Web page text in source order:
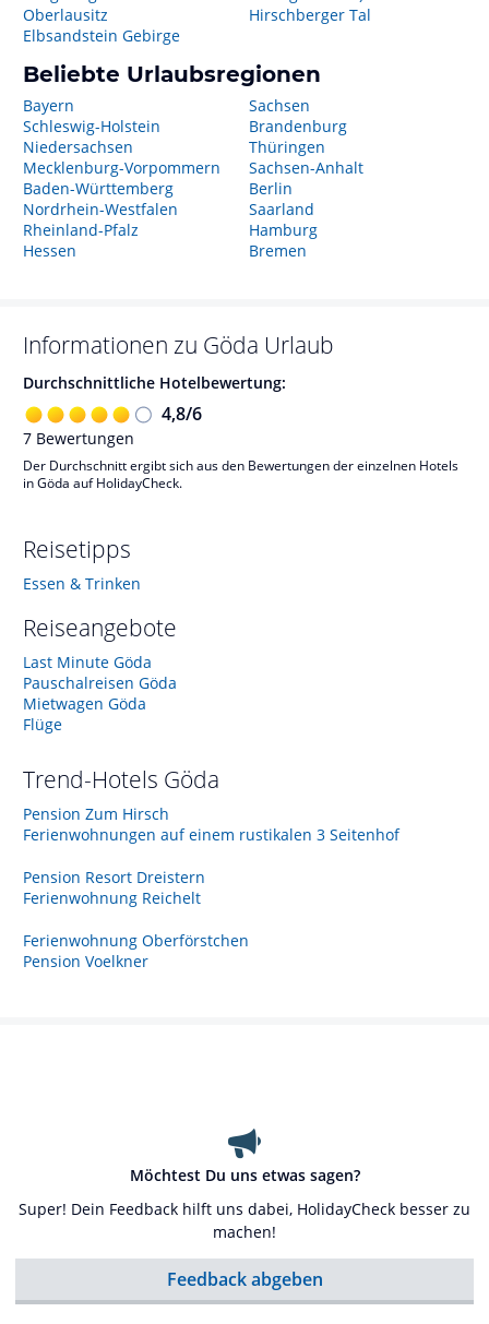
Oberlausitz
Elbsandstein Gebirge
Hirschberger Tal
Beliebte Urlaubsregionen
Bayern
Schleswig-Holstein
Niedersachsen
Mecklenburg-Vorpommern
Baden-Württemberg
Nordrhein-Westfalen
Rheinland-Pfalz
Hessen
Sachsen
Brandenburg
Thüringen
Sachsen-Anhalt
Berlin
Saarland
Hamburg
Bremen
Informationen zu Göda Urlaub
Durchschnittliche Hotelbewertung:
4,8/6
7 Bewertungen
Der Durchschnitt ergibt sich aus den Bewertungen der einzelnen Hotels
in Göda auf HolidayCheck.
Reisetipps
Essen & Trinken
Reiseangebote
Last Minute Göda
Pauschalreisen Göda
Mietwagen Göda
Flüge
Trend-Hotels Göda
Pension Zum Hirsch
Ferienwohnungen auf einem rustikalen 3 Seitenhof
Pension Resort Dreistern
Ferienwohnung Reichelt
Ferienwohnung Oberförstchen
Pension Voelkner
Möchtest Du uns etwas sagen?
Super! Dein Feedback hilft uns dabei, HolidayCheck besser zu
machen!
Feedback abgeben